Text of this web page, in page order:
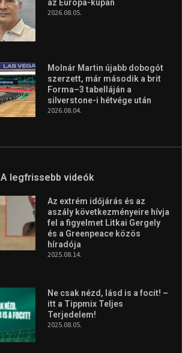
az Európa-kupán
2026.08.05.
Molnár Martin újabb dobogót
szerzett, már második a brit
Forma–3 tabelláján a
silverstone-i hétvége után
2026.08.04.
A legfrissebb videók
Az extrém időjárás és az
aszály következményeire hívja
fel a figyelmet Litkai Gergely
és a Greenpeace közös
híradója
2025.08.14.
Ne csak nézd, lásd is a focit! –
itt a Tippmix Teljes
Terjedelem!
2025.08.05.